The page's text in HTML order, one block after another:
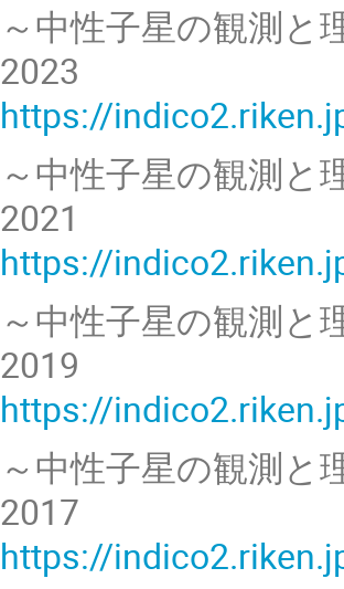
～中性子星の観測と
2023
https://
～中性子星の観測と
2021
https://
～中性子星の観測と
2019
https://
～中性子星の観測と
2017
https://